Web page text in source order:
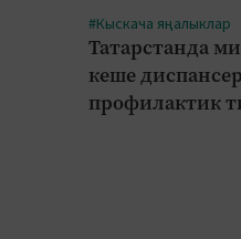
#Кыскача яңалыклар
Татарстанда
кеше
профилактик